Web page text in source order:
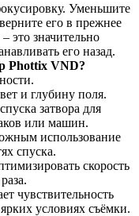
Уменьшите
его в прежнее
это значительно
его назад.
Phottix VND?
и глубину поля.
затвора для
или машин.
использование
спуска.
скорость
чувствительность
условиях съёмки.